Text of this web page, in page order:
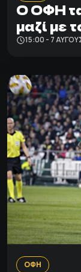
Ο ΟΦΗ
μαζί με
15:00 - 7
ΟΦΗ